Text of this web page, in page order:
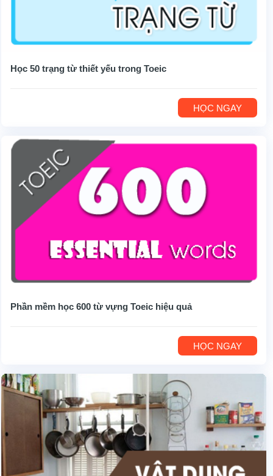
Học 50 trạng từ thiết yếu trong Toeic
HỌC NGAY
Phần mềm học 600 từ vựng Toeic hiệu quả
HỌC NGAY